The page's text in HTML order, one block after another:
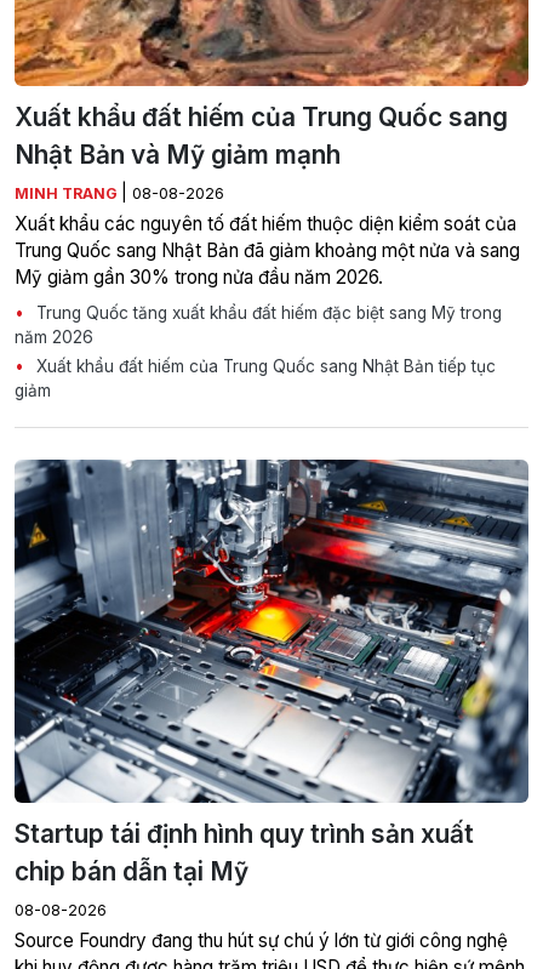
Xuất khẩu đất hiếm của Trung Quốc sang
Nhật Bản và Mỹ giảm mạnh
MINH TRANG 08-08-2026
Xuất khẩu các nguyên tố đất hiếm thuộc diện kiểm soát của
Trung Quốc sang Nhật Bản đã giảm khoảng một nửa và sang
Mỹ giảm gần 30% trong nửa đầu năm 2026.
Trung Quốc tăng xuất khẩu đất hiếm đặc biệt sang Mỹ trong
năm 2026
Xuất khẩu đất hiếm của Trung Quốc sang Nhật Bản tiếp tục
giảm
Startup tái định hình quy trình sản xuất
chip bán dẫn tại Mỹ
08-08-2026
Source Foundry đang thu hút sự chú ý lớn từ giới công nghệ